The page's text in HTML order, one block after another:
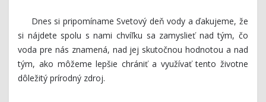
Dnes si pripomíname Svetový deň vody a ďakujeme, že
si nájdete spolu s nami chvíľku sa zamyslieť nad tým, čo
voda pre nás znamená, nad jej skutočnou hodnotou a nad
tým, ako môžeme lepšie chrániť a využívať tento životne
dôležitý prírodný zdroj.